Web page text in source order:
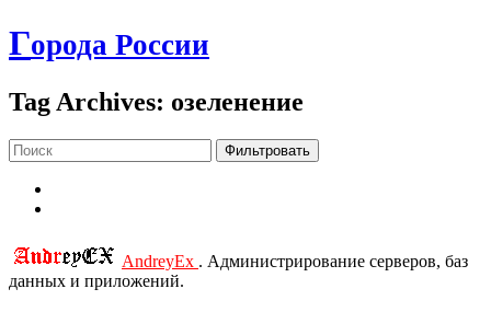
Города России
Tag Archives: озеленение
Фильтровать
AndreyEx . Администрирование серверов, баз
данных и приложений.